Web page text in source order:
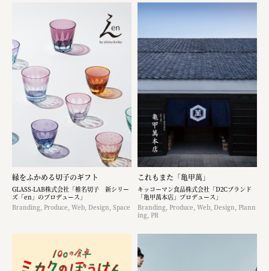
縁をふかめる切子のギフト
GLASS-LAB株式会社「椎名切子 新シリー
ズ「en」のプロデュース」
Branding, Produce, Web, Design, Space
これもまた「亀甲萬」
キッコーマン食品株式会社「D2Cブランド
「亀甲萬本店」プロデュース」
Branding, Produce, Web, Design, Plann
ing, PR